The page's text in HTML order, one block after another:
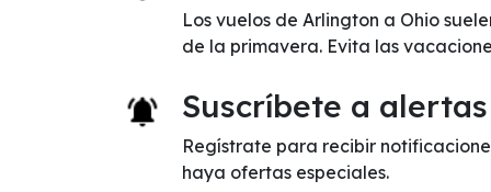
Los vuelos de Arlington a Ohio
de la primavera. Evita las
Suscríbete a
Regístrate para recibir
haya ofertas especiales.